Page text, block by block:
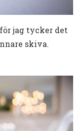
jag tycker det
skiva.